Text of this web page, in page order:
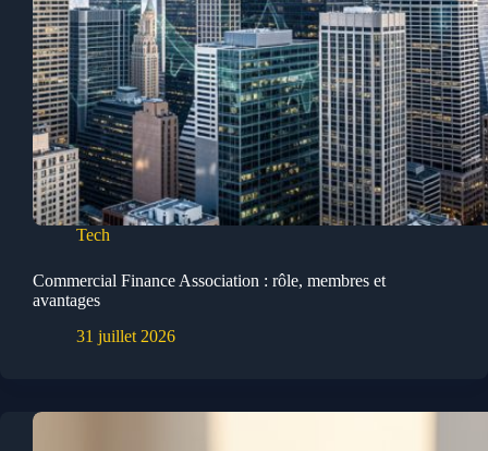
Tech
Commercial Finance Association : rôle, membres et
avantages
31 juillet 2026